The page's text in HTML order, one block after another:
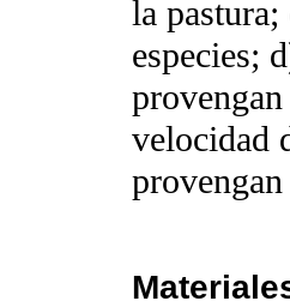
la
especies;
velocidad